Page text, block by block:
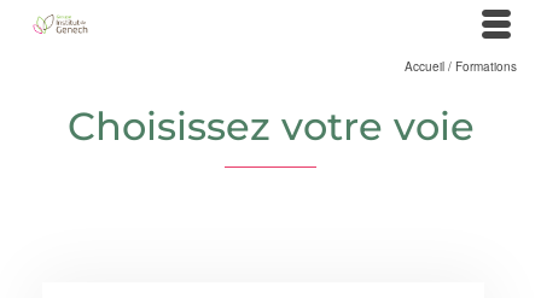
Accueil / Formations
Choisissez votre voie